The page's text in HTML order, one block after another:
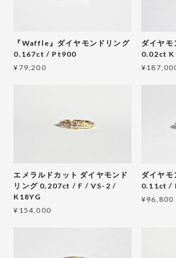
『Waffle』ダイヤモンドリング
0.167ct / Pt900
¥79,200
ダイヤ
0.02ct
エメラルドカット ダイヤモンド
リング 0.207ct / F / VS-2 /
K18YG
¥154,000
ダイヤ
0.11ct /
¥96,800